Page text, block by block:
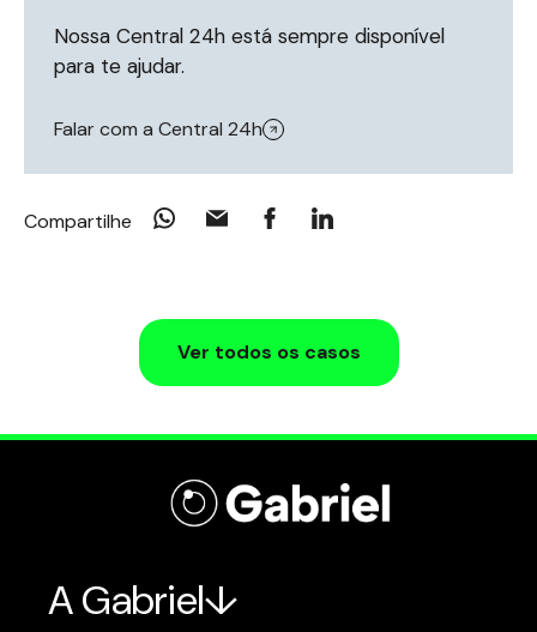
Nossa Central 24h está sempre disponível
para te ajudar.
Falar com a Central 24h
Compartilhe
Ver todos os casos
A Gabriel